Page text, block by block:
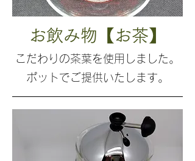
お飲み物【お茶】
こだわりの茶葉を使用しました。
ポットでご提供いたします。